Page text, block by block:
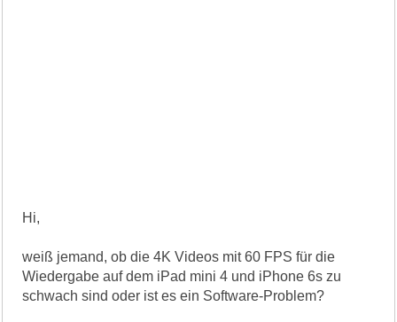
Hi,
weiß jemand, ob die 4K Videos mit 60 FPS für die
Wiedergabe auf dem iPad mini 4 und iPhone 6s zu
schwach sind oder ist es ein Software-Problem?